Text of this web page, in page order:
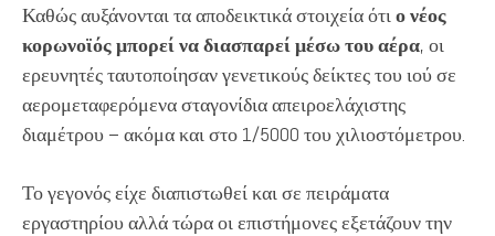
Καθώς αυξάνονται τα αποδεικτικά στοιχεία ότιο νέος
κορωνοϊός μπορεί να διασπαρεί μέσω του αέρα, οι
ερευνητές ταυτοποίησαν γενετικούς δείκτες του ιού σε
αερομεταφερόμενα σταγονίδια απειροελάχιστης
διαμέτρου – ακόμα και στο 1/5000 του χιλιοστόμετρου.
Το γεγονός είχε διαπιστωθεί και σε πειράματα
εργαστηρίου αλλά τώρα οι επιστήμονες εξετάζουν την